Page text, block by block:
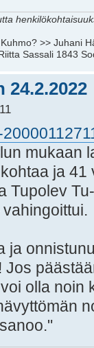
>> Juhani
Sassali 1843
24.2.2022
mukaan
ja 41
Tupolev
ja
olla noin